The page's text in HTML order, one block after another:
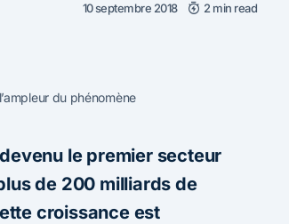
10 septembre 2018 2 min read
du phénomène
le premier secteur
de 200 milliards de
croissance est